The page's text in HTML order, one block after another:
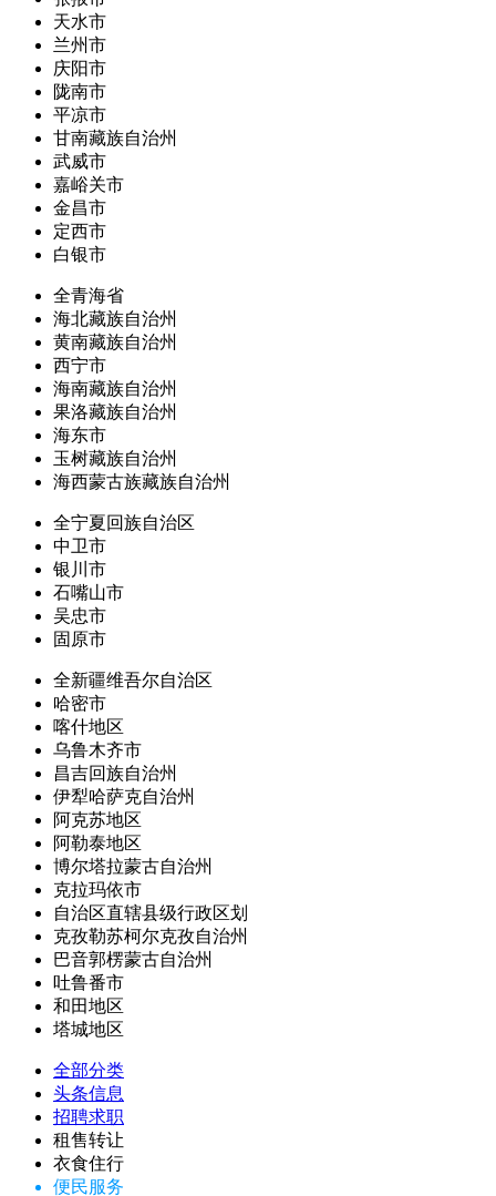
天水市
兰州市
庆阳市
陇南市
平凉市
甘南藏族自治州
武威市
嘉峪关市
金昌市
定西市
白银市
全青海省
海北藏族自治州
黄南藏族自治州
西宁市
海南藏族自治州
果洛藏族自治州
海东市
玉树藏族自治州
海西蒙古族藏族自治州
全宁夏回族自治区
中卫市
银川市
石嘴山市
吴忠市
固原市
全新疆维吾尔自治区
哈密市
喀什地区
乌鲁木齐市
昌吉回族自治州
伊犁哈萨克自治州
阿克苏地区
阿勒泰地区
博尔塔拉蒙古自治州
克拉玛依市
自治区直辖县级行政区划
克孜勒苏柯尔克孜自治州
巴音郭楞蒙古自治州
吐鲁番市
和田地区
塔城地区
全部分类
头条信息
招聘求职
租售转让
衣食住行
便民服务